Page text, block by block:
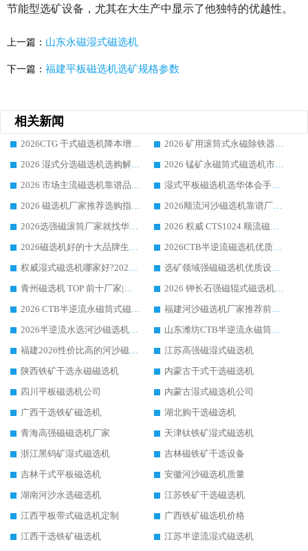
节能型选矿设备，尤其在大生产中显示了他独特的优越性。
上一篇： 山东永磁湿式磁选机
下一篇： 福建平板磁选机选矿规格参数
相关新闻
2026CTG 干式磁选机降本增效选购指南 选矿行业口碑稳定专业生产强者盘点
2026 矿用滚筒式永磁除铁器厂家榜单 行业实力派源头厂商选购干货指南
2026 湿式分选磁选机选购解析，华体会手机网页版-华体会(中国) 设备综合实力详解
2026 锰矿永磁筒式磁选机市场主流客户推荐生产厂家口碑精选
2026 市场主流磁选机靠谱品牌推荐 案例厂家华体会手机网页版-华体会(中国) 大众倾心之选
湿式平板磁选机选华体会手机网页版-华体会(中国) _2026靠谱厂家收获各地客户良好评价
2026 磁选机厂家推荐选购指南，实地走访参考华体会手机网页版-华体会(中国) 合作口碑表现
2026顺流河沙磁选机靠谱厂家推荐 华体会手机网页版-华体会(中国) 实力口碑精选
2026选强磁滚筒厂家就找华体会手机网页版-华体会(中国) _口碑过硬用料扎实_性价比优势突出
2026 权威 CTS1024 顺流磁选机精选生产厂家优质设备推荐
2026磁选机好的十大品牌生产厂家排名|华体会手机网页版-华体会(中国) 凭实力入磅
2026CTB半逆流磁选机优质厂家推荐：华体会手机网页版-华体会(中国) ，行业标杆生产厂家
权威湿式磁选机哪家好?2026 实测榜单出炉，潍坊华体会手机网页版-华体会(中国) 大厂实力领跑
选矿领域强磁磁选机优质设备推荐榜 TOP1：潍坊华体会手机网页版-华体会(中国) 凭实力出圈
青州磁选机 TOP 前十厂家|靠谱品牌怎么选?潍坊华体会手机网页版-华体会(中国) 实力出圈
2026 钾长石强磁辊式磁选机靠谱厂家 TOP 榜：潍坊华体会手机网页版-华体会(中国) 凭硬核实力领跑行业
2026 CTB半逆流永磁筒式磁选机厂家如何选择，选华体会手机网页版-华体会(中国) 原因，硬核实测不踩坑指南
福建河沙磁选机厂家推荐前三，华体会手机网页版-华体会(中国) 磁选机解锁资源利用新路径
2026半逆流水选河沙磁选机生产厂家：解锁河沙分选高效新路径
山东潍坊CTB半逆流永磁筒式河沙磁选机生产厂家如何高效除铁提纯
福建2026性价比高的河沙磁选机生产厂家工作原理(通俗 + 专业双版，适配产品文案/介绍使用)
江苏高强磁湿式磁选机
陕西铁矿干选永磁磁选机
内蒙古干式干选磁选机
四川平板磁选机公司
内蒙古湿式磁选机公司
广西干选铁矿磁选机
湖北购干选磁选机
青海高强磁磁选机厂家
天津钛铁矿湿式磁选机
浙江黑钨矿湿式磁选机
吉林磁铁矿干选设备
吉林干式平板磁选机
安徽河沙磁选机质量
湖南河沙水选磁选机
江苏铁矿干选磁选机
江西平板带式磁选机定制
广西铁矿磁选机价格
江西干选铁矿磁选机
江苏半逆流湿式磁选机